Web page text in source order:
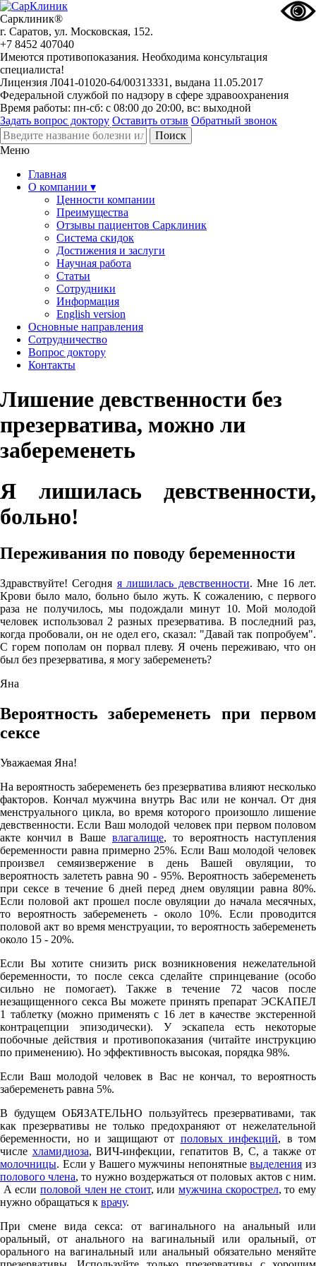
Сарклиник®
г. Саратов, ул. Московская, 152.
+7 8452 407040
Имеются противопоказания. Необходима консультация
специалиста!
Лицензия Л041-01020-64/00313331, выдана 11.05.2017
Федеральной службой по надзору в сфере здравоохранения
Время работы: пн-сб: с 08:00 до 20:00, вс: выходной
Задать вопрос доктору Оставить отзыв Обратный звонок
Меню
Главная
О компании ▾
Ценности компании
Преимущества
Отзывы пациентов Сарклиник
Система скидок
Достижения и заслуги
Научная работа
Статьи
Сотрудники
Информация
English version
Основные направления
Сотрудничество
Вопрос доктору
Контакты
Лишение девственности без
презерватива, можно ли
забеременеть
Я лишилась девственности,
больно!
Переживания по поводу беременности
Здравствуйте! Сегодня я лишилась девственности. Мне 16 лет.
Крови было мало, больно было жуть. К сожалению, с первого
раза не получилось, мы подождали минут 10. Мой молодой
человек использовал 2 разных презерватива. В последний раз,
когда пробовали, он не одел его, сказал: "Давай так попробуем".
С горем пополам он порвал плеву. Я очень переживаю, что он
был без презерватива, я могу забеременеть?
Яна
Вероятность забеременеть при первом
сексе
Уважаемая Яна!
На вероятность забеременеть без презерватива влияют несколько
факторов. Кончал мужчина внутрь Вас или не кончал. От дня
менструального цикла, во время которого произошло лишение
девственности. Если Ваш молодой человек при первом половом
акте кончил в Ваше влагалище, то вероятность наступления
беременности равна примерно 25%. Если Ваш молодой человек
произвел семяизвержение в день Вашей овуляции, то
вероятность залететь равна 90 - 95%. Вероятность забеременеть
при сексе в течение 6 дней перед днем овуляции равна 80%.
Если половой акт прошел после овуляции до начала месячных,
то вероятность забеременеть - около 10%. Если проводится
половой акт во время менструации, то вероятность забеременеть
около 15 - 20%.
Если Вы хотите снизить риск возникновения нежелательной
беременности, то после секса сделайте спринцевание (особо
сильно не помогает). Также в течение 72 часов после
незащищенного секса Вы можете принять препарат ЭСКАПЕЛ
1 таблетку (можно применять с 16 лет в качестве экстеренной
контрацепции эпизодически). У эскапела есть некоторые
побочные действия и противопоказания (читайте инструкцию
по применению). Но эффективность высокая, порядка 98%.
Если Ваш молодой человек в Вас не кончал, то вероятность
забеременеть равна 5%.
В будущем ОБЯЗАТЕЛЬНО пользуйтесь презервативами, так
как презервативы не только предохраняют от нежелательной
беременности, но и защищают от половых инфекций, в том
числе хламидиоза, ВИЧ-инфекции, гепатитов В, С, а также от
молочницы. Если у Вашего мужчины непонятныевыделения из
полового члена, то нужно воздержаться от половых актов с ним.
А если половой член не стоит, илимужчина скорострел, то ему
нужно обращаться к врачу.
При смене вида секса: от вагинального на анальный или
оральный, от анального на вагинальный или оральный, от
орального на вагинальный или анальный обязательно меняйте